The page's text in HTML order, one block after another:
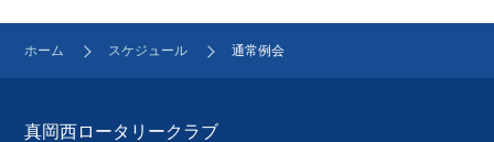
ホーム スケジュール 通常例会
真岡西ロータリークラブ